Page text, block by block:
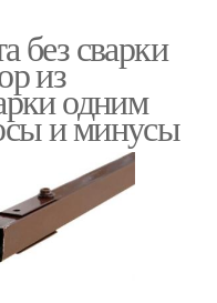
без сварки
из
одним
и минусы